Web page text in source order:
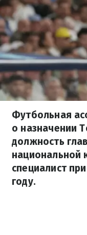
Футбольная
о назначении
должность
национальной
специалист
году.